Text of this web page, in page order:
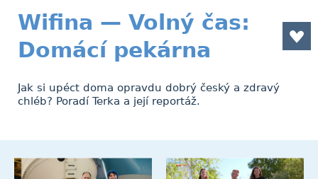
Wifina — Volný čas:
Domácí pekárna
Jak si upéct doma opravdu dobrý český a zdravý
chléb? Poradí Terka a její reportáž.